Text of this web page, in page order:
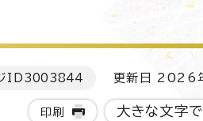
ID 3003844 更新日 2026
印刷 大きな文字